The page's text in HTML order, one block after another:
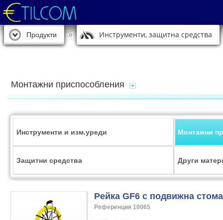
Продукти Инструменти, защитна средства
Монтажни приспособления
Инструменти и изм.уреди Монтажни
Защитни средства Други
Рейка GF6 с подвижна
Референция 10065